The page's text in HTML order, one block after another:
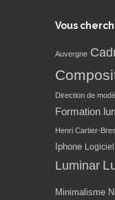
Vous
Auvergne
Direction de
Formation
Henri Cartier-
Iphone
Luminar
Minimalisme